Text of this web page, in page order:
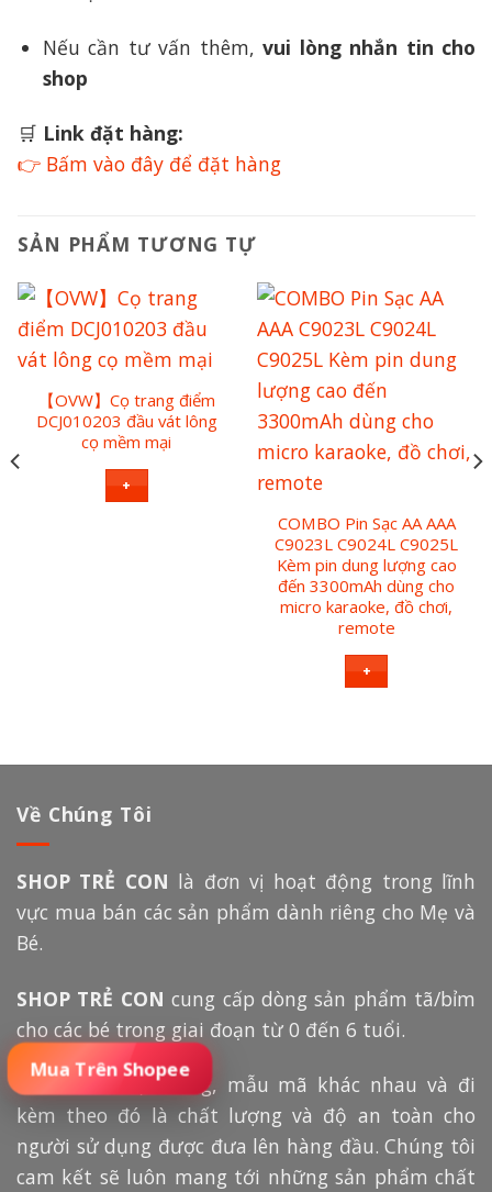
Đặt Mua Sản Phẩm
Nếu cần tư vấn thêm,vui lòng nhắn tin cho
shop
🛒 Link đặt hàng:
👉 Bấm vào đây để đặt hàng
SẢN PHẨM TƯƠNG TỰ
【OVW】Cọ trang điểm
DCJ010203 đầu vát lông
cọ mềm mại
+
COMBO Pin Sạc AA AAA
C9023L C9024L C9025L
Kèm pin dung lượng cao
đến 3300mAh dùng cho
micro karaoke, đồ chơi,
remote
+
Về Chúng Tôi
SHOP TRẺ CON là đơn vị hoạt động trong lĩnh
vực mua bán các sản phẩm dành riêng cho Mẹ và
Bé.
SHOP TRẺ CON cung cấp dòng sản phẩm tã/bỉm
cho các bé trong giai đoạn từ 0 đến 6 tuổi.
Với nhiều mặt hàng, mẫu mã khác nhau và đi
kèm theo đó là chất lượng và độ an toàn cho
người sử dụng được đưa lên hàng đầu. Chúng tôi
cam kết sẽ luôn mang tới những sản phẩm chất